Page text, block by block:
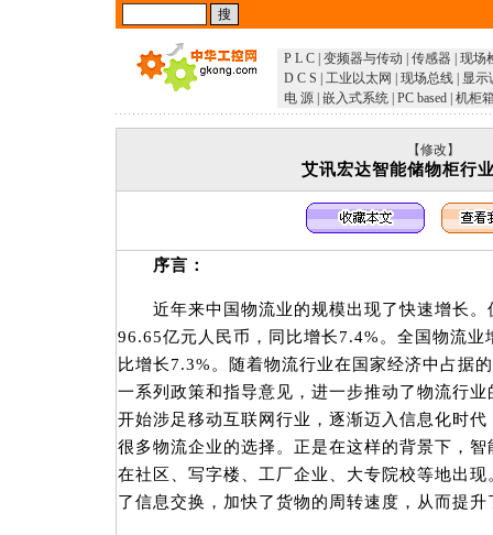
P L C 变频器与传动 传感器 现场
D C S
工业以太网 现场总线
显示
电 源 嵌入式系统 PC based 机柜
【修改】
艾讯宏达智能储物柜行
序言：
近年来中国物流业的规模出现了快速增长。
96.65亿元人民币，同比增长7.4%。全国物流
比增长7.3%。随着物流行业在国家经济中占据
一系列政策和指导意见，进一步推动了物流行
开始涉足移动互联网行业，逐渐迈入信息化时
很多物流企业的选择。正是在这样的背景下，
在社区、写字楼、工厂企业、大专院校等地出
了信息交换，加快了货物的周转速度，从而提